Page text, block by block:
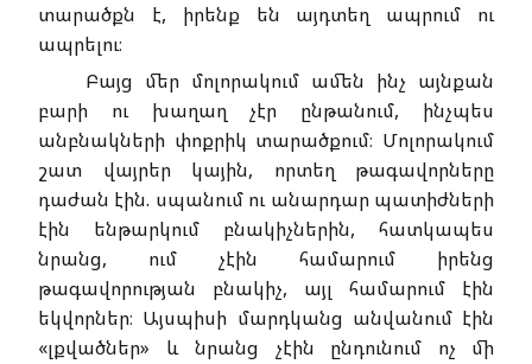
տարածքն է, իրենք են այդտեղ ապրում ու
ապրելու։
Բայց մեր մոլորակում ամեն ինչ այնքան
բարի ու խաղաղ չէր ընթանում, ինչպես
անբնակների փոքրիկ տարածքում։ Մոլորակում
շատ վայրեր կային, որտեղ թագավորները
դաժան էին. սպանում ու անարդար պատիժների
էին ենթարկում բնակիչներին, հատկապես
նրանց, ում չէին համարում իրենց
թագավորության բնակիչ, այլ համարում էին
եկվորներ։ Այսպիսի մարդկանց անվանում էին
«լքվածներ» և նրանց չէին ընդունում ոչ մի